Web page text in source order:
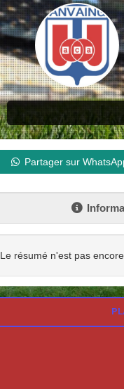
Partager sur
Le résumé n'est pas